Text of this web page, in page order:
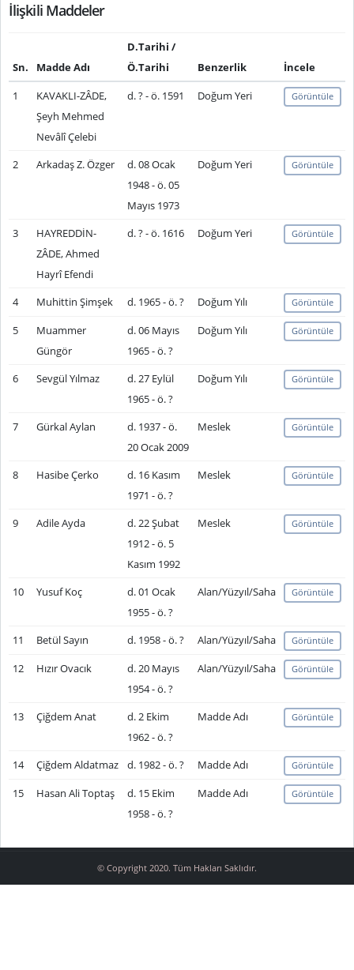
İlişkili Maddeler
Sn. Madde Adı
D.Tarihi /
Ö.Tarihi
Benzerlik
İncele
1
KAVAKLI-ZÂDE,
Şeyh Mehmed
Nevâlî Çelebi
d. ? - ö. 1591 Doğum Yeri Görüntüle
2 Arkadaş Z. Özger
d. 08 Ocak
1948 - ö. 05
Mayıs 1973
Doğum Yeri Görüntüle
3
HAYREDDİN-
ZÂDE, Ahmed
Hayrî Efendi
d. ? - ö. 1616 Doğum Yeri Görüntüle
4 Muhittin Şimşek d. 1965 - ö. ? Doğum Yılı Görüntüle
5
Muammer
Güngör
d. 06 Mayıs
1965 - ö. ?
Doğum Yılı Görüntüle
6 Sevgül Yılmaz
d. 27 Eylül
1965 - ö. ?
Doğum Yılı Görüntüle
7 Gürkal Aylan
d. 1937 - ö.
20 Ocak 2009
Meslek Görüntüle
8 Hasibe Çerko
d. 16 Kasım
1971 - ö. ?
Meslek Görüntüle
9 Adile Ayda
d. 22 Şubat
1912 - ö. 5
Kasım 1992
Meslek Görüntüle
10 Yusuf Koç
d. 01 Ocak
1955 - ö. ?
Alan/Yüzyıl/Saha Görüntüle
11 Betül Sayın d. 1958 - ö. ? Alan/Yüzyıl/Saha Görüntüle
12 Hızır Ovacık
d. 20 Mayıs
1954 - ö. ?
Alan/Yüzyıl/Saha Görüntüle
13 Çiğdem Anat
d. 2 Ekim
1962 - ö. ?
Madde Adı Görüntüle
14 Çiğdem Aldatmaz d. 1982 - ö. ? Madde Adı Görüntüle
15 Hasan Ali Toptaş
d. 15 Ekim
1958 - ö. ?
Madde Adı Görüntüle
© Copyright 2020. Tüm Hakları Saklıdır.